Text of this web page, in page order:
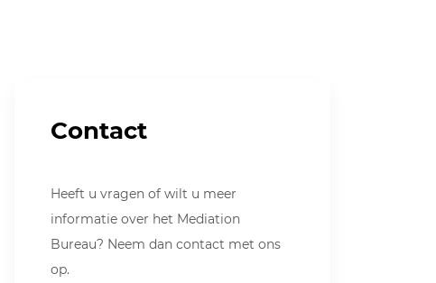
Contact
Heeft u vragen of wilt u meer
informatie over het Mediation
Bureau? Neem dan contact met ons
op.